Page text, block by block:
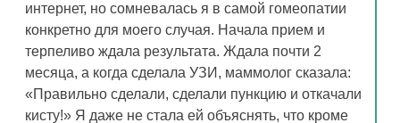
интернет, но сомневалась я в самой гомеопатии
конкретно для моего случая. Начала прием и
терпеливо ждала результата. Ждала почти 2
месяца, а когда сделала УЗИ, маммолог сказала:
«Правильно сделали, сделали пункцию и откачали
кисту!» Я даже не стала ей объяснять, что кроме